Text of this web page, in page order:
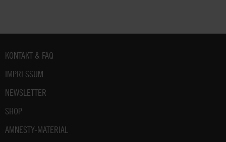
Fußbereich
KONTAKT & FAQ
IMPRESSUM
NEWSLETTER
SHOP
AMNESTY-MATERIAL